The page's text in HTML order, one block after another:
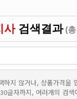
토목
국토개발
기계
안전관리
환경
영어
사검색결과(총
하지 않거나, 상품가격을
글자까지, 여러개의 검